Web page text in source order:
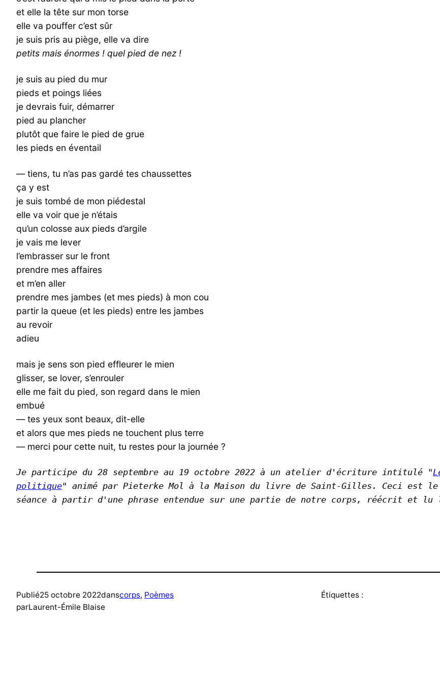
et elle la tête sur mon torse
elle va pouffer c’est sûr
je suis pris au piège, elle va dire
petits mais énormes ! quel pied de nez !
je suis au pied du mur
pieds et poings liées
je devrais fuir, démarrer
pied au plancher
plutôt que faire le pied de grue
les pieds en éventail
— tiens, tu n’as pas gardé tes chaussettes
ça y est
je suis tombé de mon piédestal
elle va voir que je n’étais
qu’un colosse aux pieds d’argile
je vais me lever
l’embrasser sur le front
prendre mes affaires
et m’en aller
prendre mes jambes (et mes pieds) à mon cou
partir la queue (et les pieds) entre les jambes
au revoir
adieu
mais je sens son pied effleurer le mien
glisser, se lover, s’enrouler
elle me fait du pied, son regard dans le mien
embué
— tes yeux sont beaux, dit-elle
et alors que mes pieds ne touchent plus terre
— merci pour cette nuit, tu restes pour la journée ?
Je participe du 28 septembre au 19 octobre 2022 à un atelier d'écriture intitulé "
politique" animé par Pieterke Mol à la Maison du livre de Saint-Gilles. Ceci
séance à partir d'une phrase entendue sur une partie de notre corps, réécrit et lu
Publié25 octobre 2022danscorps, Poèmes
parLaurent-Émile Blaise
Étiquettes :